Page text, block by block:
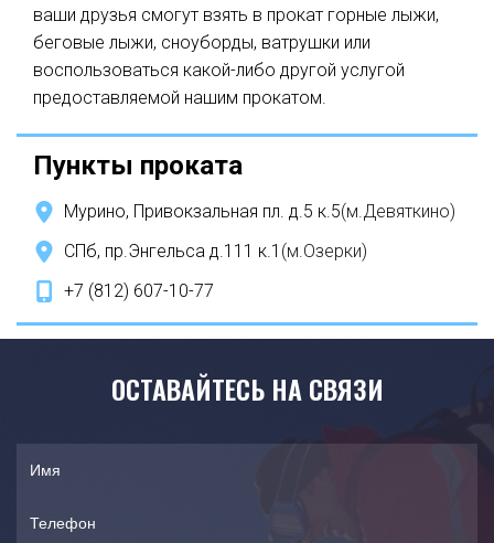
ваши друзья смогут взять в прокат горные лыжи,
беговые лыжи, сноуборды, ватрушки или
воспользоваться какой-либо другой услугой
предоставляемой нашим прокатом.
Пункты проката
Мурино, Привокзальная пл. д.5 к.5(м.Девяткино)
СПб, пр.Энгельса д.111 к.1 (м.Озерки)
+7 (812) 607-10-77
ОСТАВАЙТЕСЬ НА СВЯЗИ